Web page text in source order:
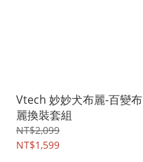
Vtech 妙妙犬布麗-百變布
麗換裝套組
NT$2,099
NT$1,599